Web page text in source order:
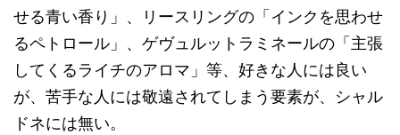
せる青い香り」、リースリングの「インクを思わせ
るペトロール」、ゲヴュルットラミネールの「主張
してくるライチのアロマ」等、好きな人には良い
が、苦手な人には敬遠されてしまう要素が、シャル
ドネには無い。